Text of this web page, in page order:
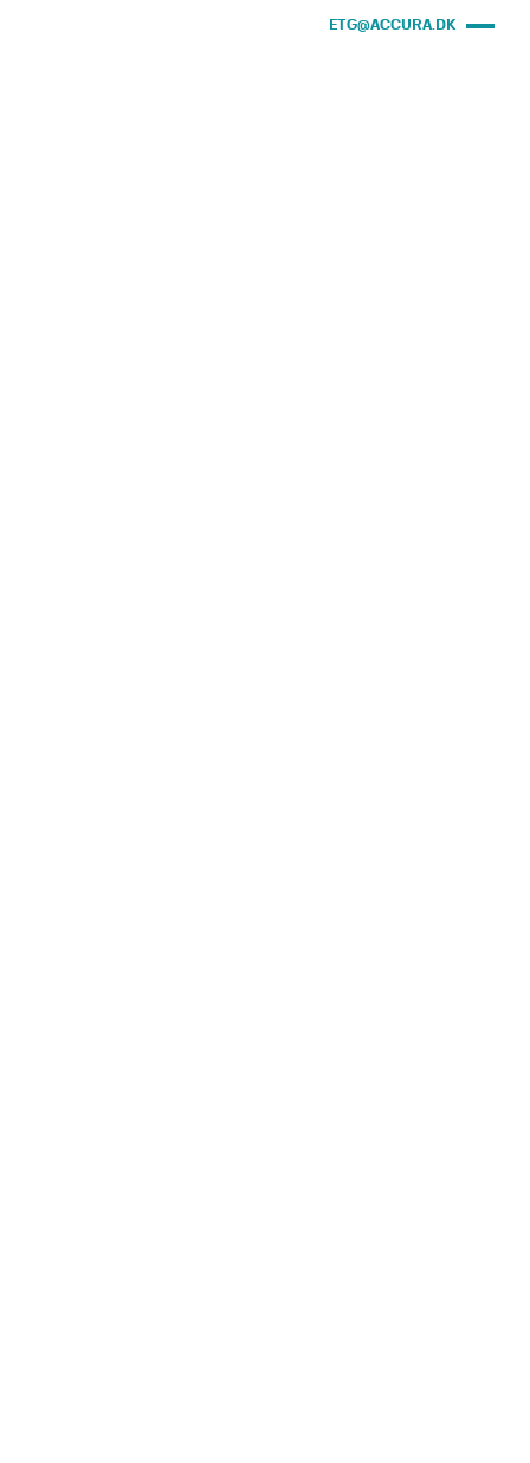
ETG@ACCURA.DK